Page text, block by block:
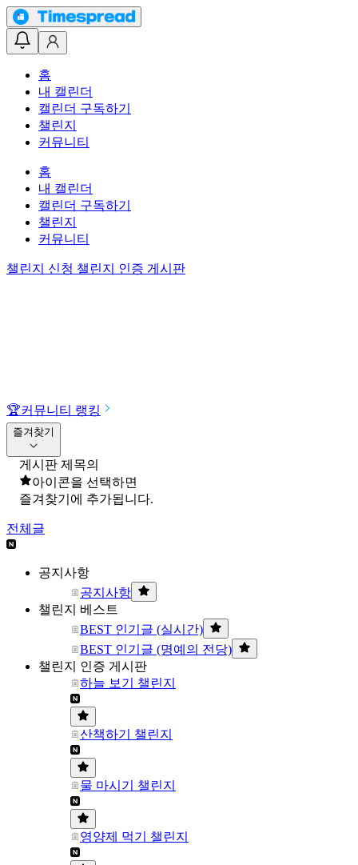
홈
내 캘린더
캘린더 구독하기
챌린지
커뮤니티
홈
내 캘린더
캘린더 구독하기
챌린지
커뮤니티
챌린지 신청 챌린지 인증 게시판
🏆커뮤니티 랭킹
즐겨찾기
게시판 제목의
아이콘을 선택하면
즐겨찾기에 추가됩니다.
전체글
공지사항
공지사항
챌린지 베스트
BEST 인기글 (실시간)
BEST 인기글 (명예의 전당)
챌린지 인증 게시판
하늘 보기 챌린지
산책하기 챌린지
물 마시기 챌린지
영양제 먹기 챌린지